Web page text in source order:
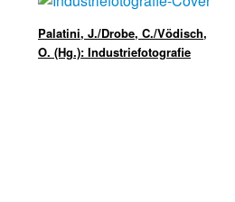
Palatini, J./Drobe, C./Vödisch,
O. (Hg.): Industriefotografie